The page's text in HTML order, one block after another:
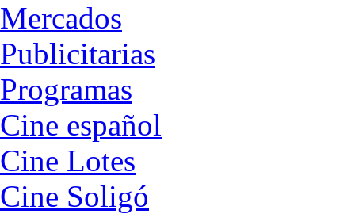
Mercados
Publicitarias
Programas
Cine español
Cine Lotes
Cine Soligó